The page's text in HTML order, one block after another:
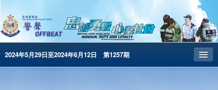
2024年5月29日至2024年6月12日 第1257期